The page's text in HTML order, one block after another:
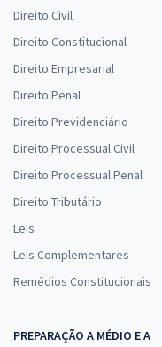
Direito Civil
Direito Constitucional
Direito Empresarial
Direito Penal
Direito Previdenciário
Direito Processual Civil
Direito Processual Penal
Direito Tributário
Leis
Leis Complementares
Remédios Constitucionais
PREPARAÇÃO A MÉDIO E A